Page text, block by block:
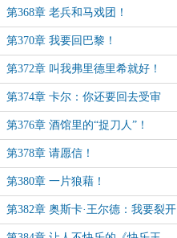
第368章 老兵和马戏团！
第370章 我要回巴黎！
第372章 叫我弗里德里希就好！
第374章 卡尔：你还要回去受审
吗？（千票加更5）
第376章 酒馆里的“捉刀人”！
第378章 请愿信！
第380章 一片狼藉！
第382章 奥斯卡·王尔德：我要裂开